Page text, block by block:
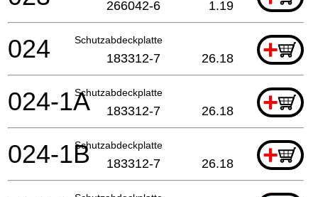
266042-6 1.19
Schutzabdeckplatte +
024 183312-7 26.18
Schutzabdeckplatte +
024-1A 183312-7 26.18
Schutzabdeckplatte +
024-1B 183312-7 26.18